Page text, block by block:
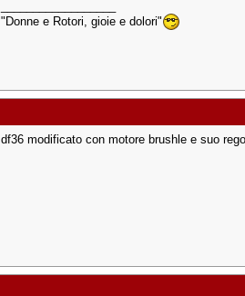
"Donne e Rotori, gioie e dolori"
df36 modificato con motore brushle e suo